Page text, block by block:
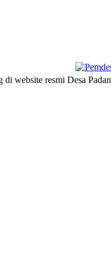
resmi Desa Padang pelawi